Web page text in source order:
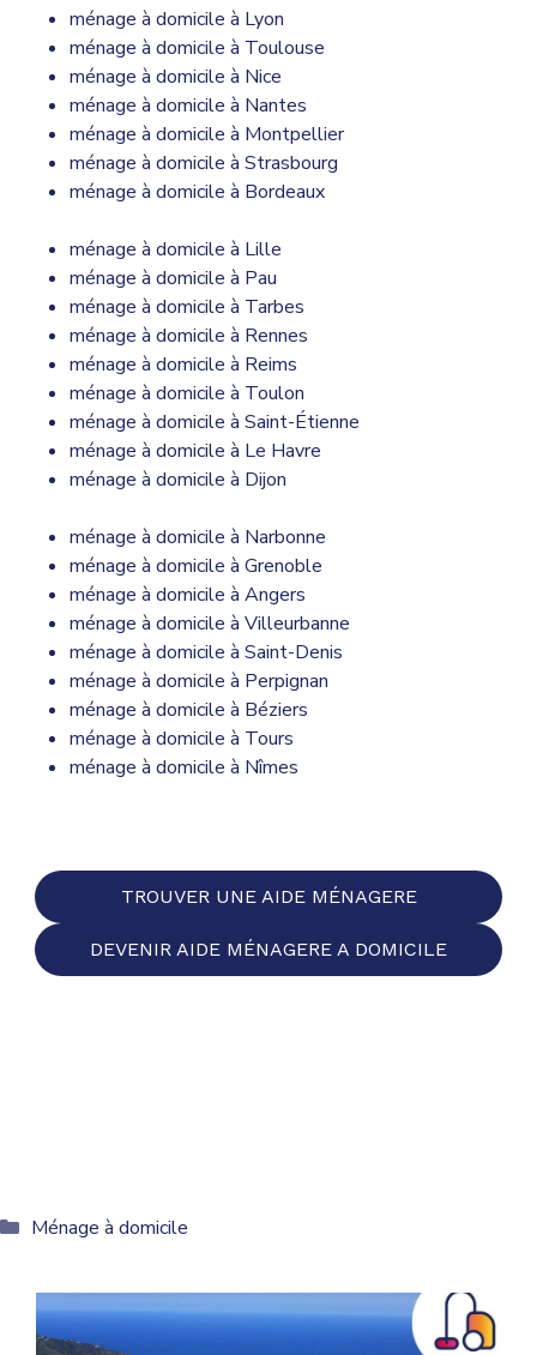
ménage à domicile à Lyon
ménage à domicile à Toulouse
ménage à domicile à Nice
ménage à domicile à Nantes
ménage à domicile à Montpellier
ménage à domicile à Strasbourg
ménage à domicile à Bordeaux
ménage à domicile à Lille
ménage à domicile à Pau
ménage à domicile à Tarbes
ménage à domicile à Rennes
ménage à domicile à Reims
ménage à domicile à Toulon
ménage à domicile à Saint-Étienne
ménage à domicile à Le Havre
ménage à domicile à Dijon
ménage à domicile à Narbonne
ménage à domicile à Grenoble
ménage à domicile à Angers
ménage à domicile à Villeurbanne
ménage à domicile à Saint-Denis
ménage à domicile à Perpignan
ménage à domicile à Béziers
ménage à domicile à Tours
ménage à domicile à Nîmes
TROUVER UNE AIDE MÉNAGERE
DEVENIR AIDE MÉNAGERE A DOMICILE
Catégories
Ménage à domicile